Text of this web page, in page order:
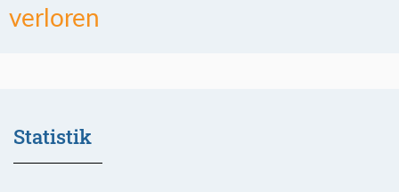
verloren
Statistik